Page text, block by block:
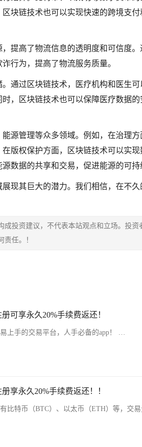
块链技术也可以实现快速的跨境支
提高了物流信息的透明度和可信度
行为，提高了物流服务质量。
通过区块链技术，医疗机构和医生
，区块链技术也可以保障医疗数据
源管理等众多领域。例如，在治理
版权保护方面，区块链技术可以实
数据的共享和交易，促进能源的可持
现其巨大的潜力。我们相信，在不
投资建议，不代表本站观点和立场。投资
任。！
可享永久20%手续费返还！
上手的交易平台，人手必备的app！ …
享永久20%手续费返还！！
比特币（BTC）、以太币（ETH）等，交